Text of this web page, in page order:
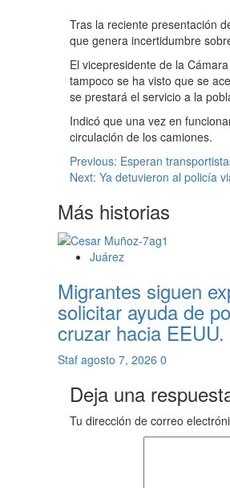
Tras la reciente presentación
que genera incertidumbre
El vicepresidente de la
tampoco se ha visto que se
se prestará el servicio a la
Indicó que una vez en
circulación de los camiones.
Navegación
de
entradas
Previous: Esperan
Next: Ya detuvieron al policía
Más historias
Juárez
Migrantes siguen
solicitar ayuda de
cruzar hacia EEUU.
Staf agosto 7, 2026 0
Deja una
Tu dirección de correo